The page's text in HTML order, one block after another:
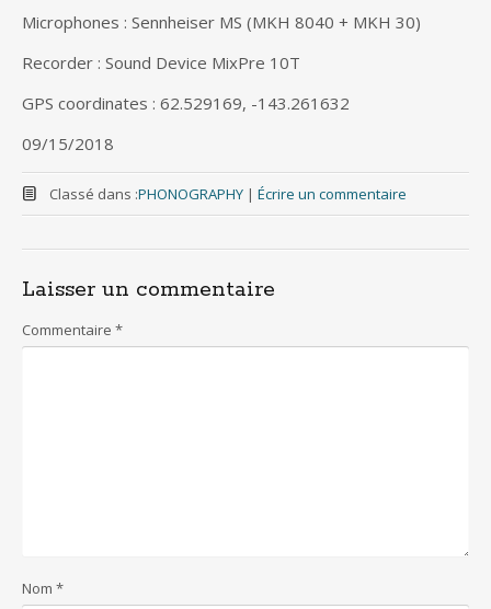
Microphones : Sennheiser MS (MKH 8040 + MKH 30)
Recorder : Sound Device MixPre 10T
GPS coordinates : 62.529169, -143.261632
09/15/2018
Classé dans :PHONOGRAPHY | Écrire un commentaire
Laisser un commentaire
Commentaire *
Nom *